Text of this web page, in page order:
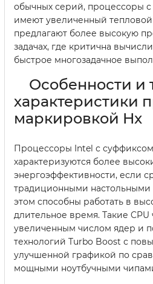
обычных серий, процессоры
имеют увеличенный тепловой
предлагают более высокую
задачах, где критична
быстрое многозадачное
Особенности и
характеристики
маркировкой Hx
Процессоры Intel с
характеризуются более
энергоэффективности, если
традиционными
этом способны работать в
длительное время. Такие CPU
увеличенным числом ядер и
технологий Turbo Boost с
улучшенной графикой по
мощными ноутбучными